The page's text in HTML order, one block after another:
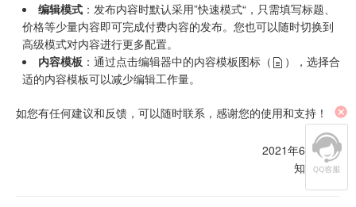
编辑模式 ：发布内容时默认采用”快速模式“，只需填写标题、
价格等少量内容即可完成付费内容的发布。您也可以随时切换到
高级模式对内容进行更多配置。
内容模板 ：通过点击编辑器中的内容模板图标（
），选择合
适的内容模板可以减少编辑工作量。
如您有任何建议和反馈，可以随时联系，感谢您的使用和支持！
2021年6月10日
知12团队